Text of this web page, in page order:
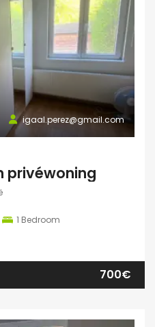
igaal.perez@gmail.com
privéwoning
1 Bedroom
700€